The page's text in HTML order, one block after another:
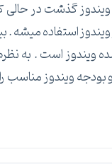
ویندوز گذشت در
استفاده میشه .
ویندوز است . به نظرم
بودجه ویندوز مناسب